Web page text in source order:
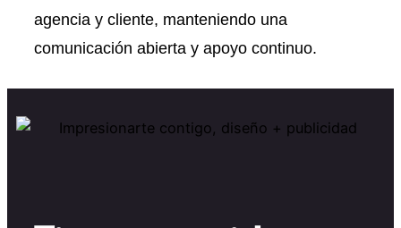
agencia y cliente, manteniendo una
comunicación abierta y apoyo continuo.